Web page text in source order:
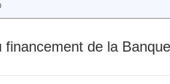
financement de la